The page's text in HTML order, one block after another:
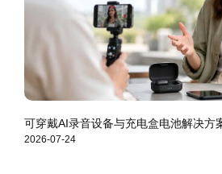
可穿戴AI录音设备与充电盒电池解决方
2026-07-24